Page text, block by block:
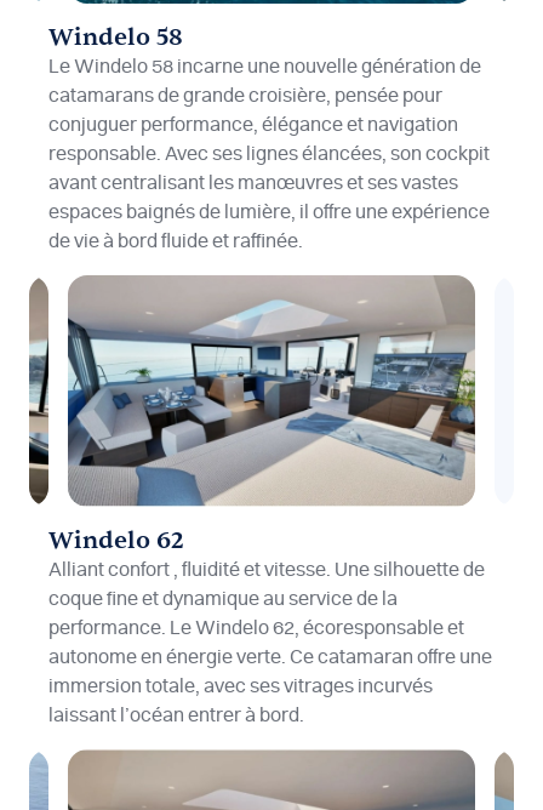
Windelo 58
Le Windelo 58 incarne une nouvelle génération de
catamarans de grande croisière, pensée pour
conjuguer performance, élégance et navigation
responsable. Avec ses lignes élancées, son cockpit
avant centralisant les manœuvres et ses vastes
espaces baignés de lumière, il offre une expérience
de vie à bord fluide et raffinée.
Windelo 62
Alliant confort , fluidité et vitesse. Une silhouette de
coque fine et dynamique au service de la
performance. Le Windelo 62, écoresponsable et
autonome en énergie verte. Ce catamaran offre une
immersion totale, avec ses vitrages incurvés
laissant l’océan entrer à bord.